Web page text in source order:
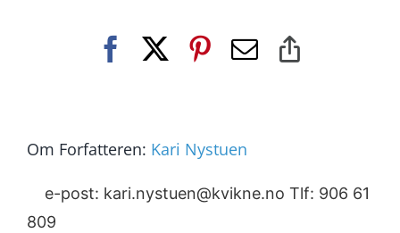
Facebook Pinterest
E-
Om Forfatteren: Kari Nystuen
e-post: kari.nystuen@kvikne.no Tlf: 906 61
809